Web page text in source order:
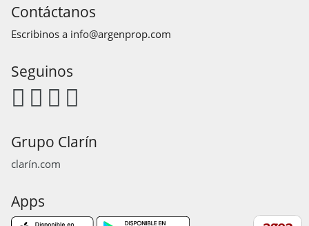
Contáctanos
Escribinos a info@argenprop.com
Seguinos
Grupo Clarín
clarín.com
Apps